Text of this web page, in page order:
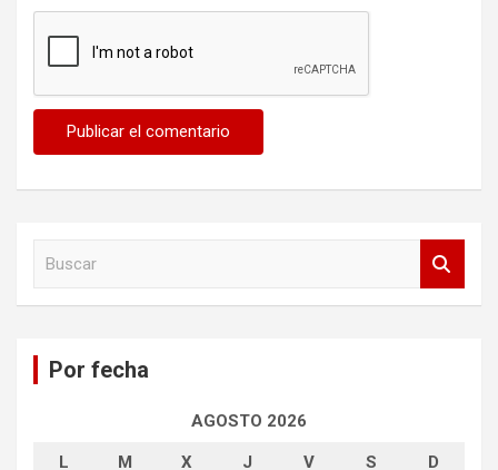
Por fecha
AGOSTO 2026
L M X J V S D